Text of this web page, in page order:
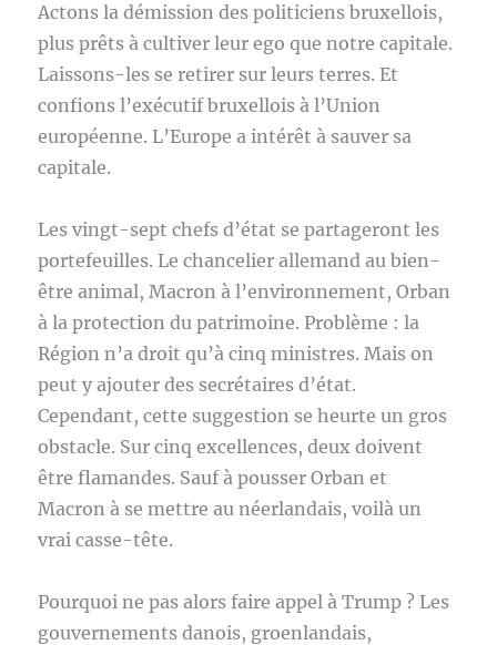
Actons la démission des politiciens bruxellois,
plus prêts à cultiver leur ego que notre capitale.
Laissons-les se retirer sur leurs terres. Et
confions l’exécutif bruxellois à l’Union
européenne. L’Europe a intérêt à sauver sa
capitale.
Les vingt-sept chefs d’état se partageront les
portefeuilles. Le chancelier allemand au bien-
être animal, Macron à l’environnement, Orban
à la protection du patrimoine. Problème : la
Région n’a droit qu’à cinq ministres. Mais on
peut y ajouter des secrétaires d’état.
Cependant, cette suggestion se heurte un gros
obstacle. Sur cinq excellences, deux doivent
être flamandes. Sauf à pousser Orban et
Macron à se mettre au néerlandais, voilà un
vrai casse-tête.
Pourquoi ne pas alors faire appel à Trump ? Les
gouvernements danois, groenlandais,